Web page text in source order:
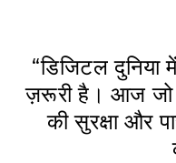
“डिजिटल दुनिया
ज़रूरी है। आज जो
की सुरक्षा और